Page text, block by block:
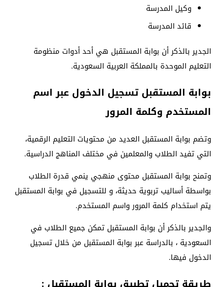
وكيل المدرسة
قائد المدرسة
الجدير بالذكر أن بوابة المستقبل هي أحد أدوات منظومة
التعليم الموحدة بالمملكة العربية السعودية.
بوابة المستقبل تسجيل الدخول عبر اسم
المستخدم وكلمة المرور
وتضم بوابة المستقبل العديد من محتويات التعليم الرقمية،
التي تفيد الطلاب والمعلمين في مختلف المناهج الدراسية.
وتمنح بوابة المستقبل محتوى منهجي ينمي قدرة الطلاب
بواسطة أساليب تربوية حديثة، و للتسجيل في بوابة المستقبل
يتم استخدام كلمة المرور واسم المستخدم.
والجدير بالذكر أن بوابة المستقبل تمكن جميع الطلاب في
السعودية ، بالدراسة عبر بوابة المستقبل من خلال تسجيل
الدخول فيها.